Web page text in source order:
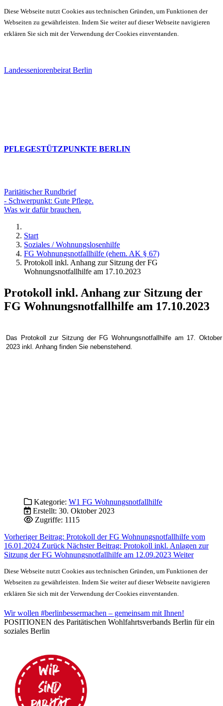
Diese Webseite nutzt Cookies aus technischen Gründen, um Funktionen der
Webseiten zu gewährleisten. Indem Sie weiter auf dieser Webseite navigieren
erklären Sie sich mit der Verwendung der Cookies einverstanden.
Landesseniorenbeirat Berlin
PFLEGESTÜTZPUNKTE BERLIN
Paritätischer Rundbrief
- Schwerpunkt: Gute Pflege.
Was wir dafür brauchen.
Start
Soziales / Wohnungslosenhilfe
FG Wohnungsnotfallhilfe (ehem. AK § 67)
Protokoll inkl. Anhang zur Sitzung der FG
Wohnungsnotfallhilfe am 17.10.2023
Protokoll inkl. Anhang zur Sitzung der
FG Wohnungsnotfallhilfe am 17.10.2023
Das Protokoll zur Sitzung der FG Wohnungsnotfallhilfe am 17. Oktober
2023 inkl. Anhang finden Sie nebenstehend.
Kategorie: W1 FG Wohnungsnotfallhilfe
Erstellt: 30. Oktober 2023
Zugriffe: 1115
Vorheriger Beitrag: Protokoll der FG Wohnungsnotfallhilfe vom
16.01.2024 Zurück Nächster Beitrag: Protokoll inkl. Anlagen zur
Sitzung der FG Wohnungsnotfallhilfe am 12.09.2023 Weiter
Diese Webseite nutzt Cookies aus technischen Gründen, um Funktionen der
Webseiten zu gewährleisten. Indem Sie weiter auf dieser Webseite navigieren
erklären Sie sich mit der Verwendung der Cookies einverstanden.
Wir wollen #berlinbessermachen – gemeinsam mit Ihnen!
POSITIONEN des Paritätischen Wohlfahrtsverbands Berlin für ein
soziales Berlin